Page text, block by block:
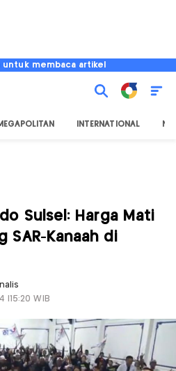
untuk membaca artikel
INTERNATIONAL
Sulsel: Harga Mati
SAR-Kanaah di
|15:20 WIB